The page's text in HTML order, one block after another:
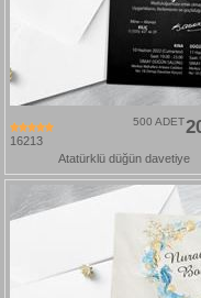
16213
500 ADET
Atatürklü düğün davetiye